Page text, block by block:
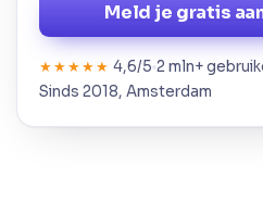
Meld je gratis
★★★★★ 4,6/5 2 mln+
Sinds 2018, Amsterdam